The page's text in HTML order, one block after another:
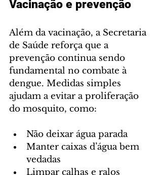
Vacinação e prevenção
Além da vacinação, a Secretaria
de Saúde reforça que a
prevenção continua sendo
fundamental no combate à
dengue. Medidas simples
ajudam a evitar a proliferação
do mosquito, como:
Não deixar água parada
Manter caixas d’água bem
vedadas
Limpar calhas e ralos